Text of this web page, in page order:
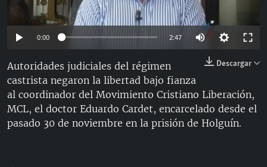
RADIO MARTÍ
ESPECIALES
LA REALIDAD DE LA VIVIENDA EN CUBA
SER VIEJO EN CUBA
KENTU-CUBANO
EDITORIALES
SÍGUENOS
0:00 2:47
Descargar
Autoridades judiciales del régimen
castrista negaron la libertad bajo fianza
al coordinador del Movimiento Cristiano Liberación,
MCL, el doctor Eduardo Cardet, encarcelado desde el
pasado 30 de noviembre en la prisión de Holguín.